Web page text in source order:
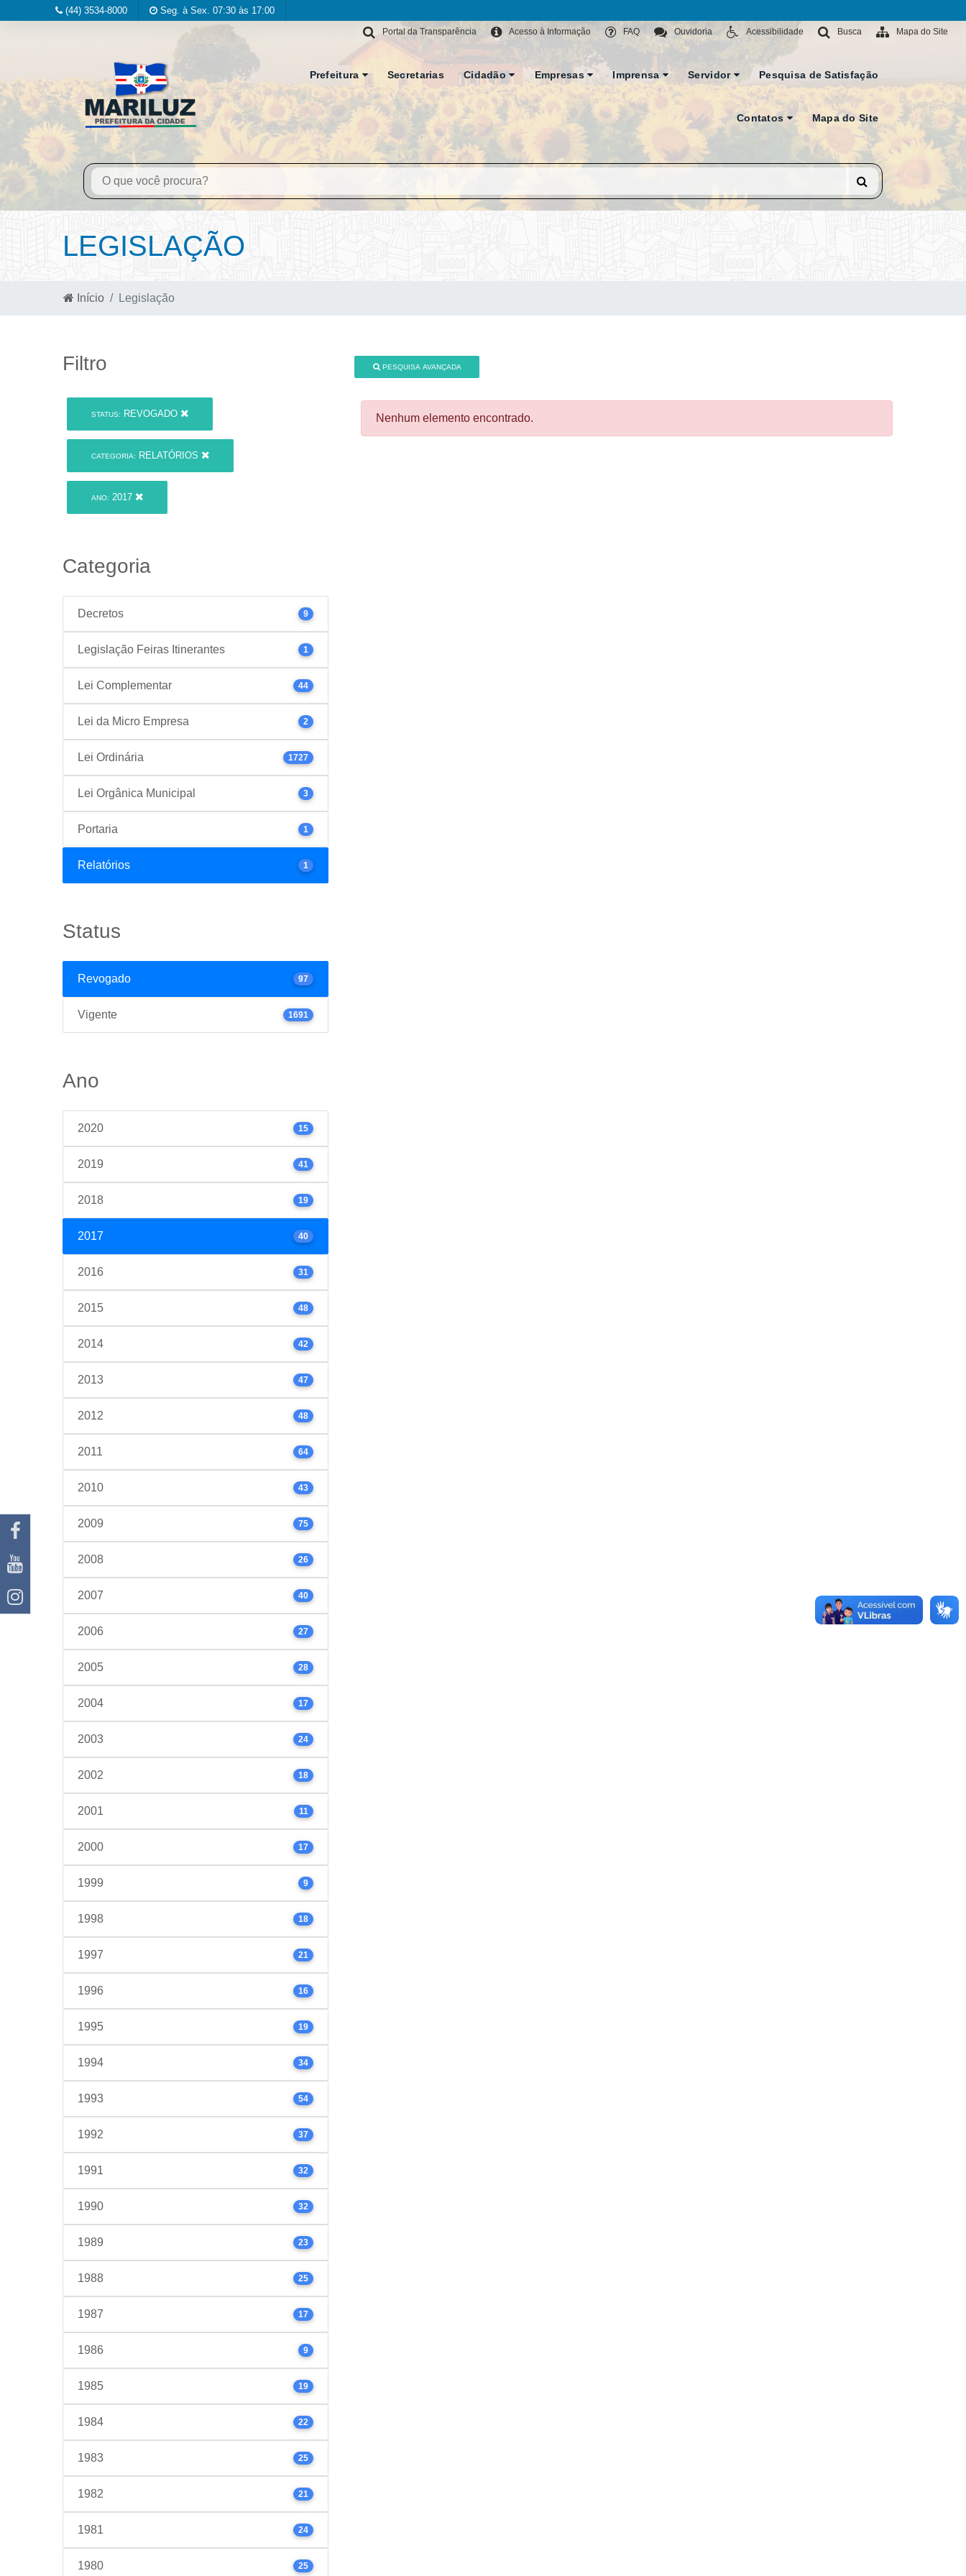
(44) 3534-8000 Seg. à Sex. 07:30 às 17:00
Mapa do Site
Busca
Acessibilidade
Ouvidoria
FAQ
Acesso à Informação
Portal da Transparência
Prefeitura Secretarias Cidadão Empresas Imprensa Servidor Pesquisa de Satisfação
Contatos Mapa do Site
LEGISLAÇÃO
Início Legislação
Filtro
STATUS: REVOGADO
CATEGORIA: RELATÓRIOS
ANO: 2017
Categoria
Decretos 9
Legislação Feiras Itinerantes 1
Lei Complementar 44
Lei da Micro Empresa 2
Lei Ordinária 1727
Lei Orgânica Municipal 3
Portaria 1
Relatórios 1
Status
Revogado 97
Vigente 1691
Ano
2020 15
2019 41
2018 19
2017 40
2016 31
2015 48
2014 42
2013 47
2012 48
2011 64
2010 43
2009 75
2008 26
2007 40
2006 27
2005 28
2004 17
2003 24
2002 18
2001 11
2000 17
1999 9
1998 18
1997 21
1996 16
1995 19
1994 34
1993 54
1992 37
1991 32
1990 32
1989 23
1988 25
1987 17
1986 9
1985 19
1984 22
1983 25
1982 21
1981 24
1980 25
PESQUISA AVANÇADA
Nenhum elemento encontrado.